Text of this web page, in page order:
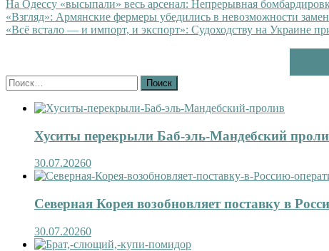
На Одессу «высыпали» весь арсенал: Непрерывная
«Взгляд»: Армянские фермеры убедились в невозможности
«Всё встало — и импорт, и экспорт»: Судоходству на Украине
Найти:
Хуситы перекрыли Баб-эль-Мандебский
30.07.20260
Северная Корея возобновляет поставку в
30.07.20260